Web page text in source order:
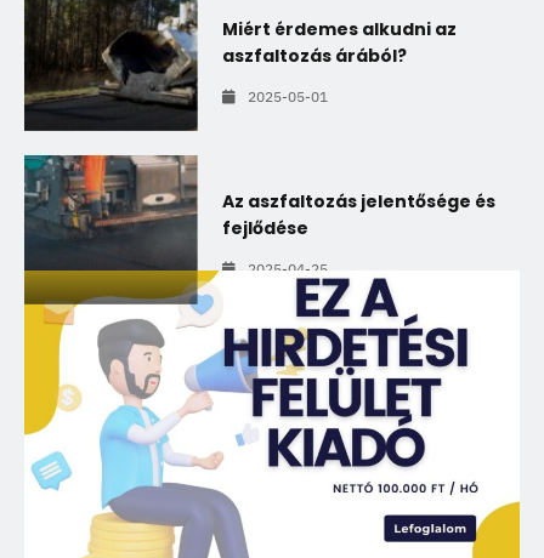
Miért érdemes alkudni az
aszfaltozás árából?
2025-05-01
Az aszfaltozás jelentősége és
fejlődése
2025-04-25